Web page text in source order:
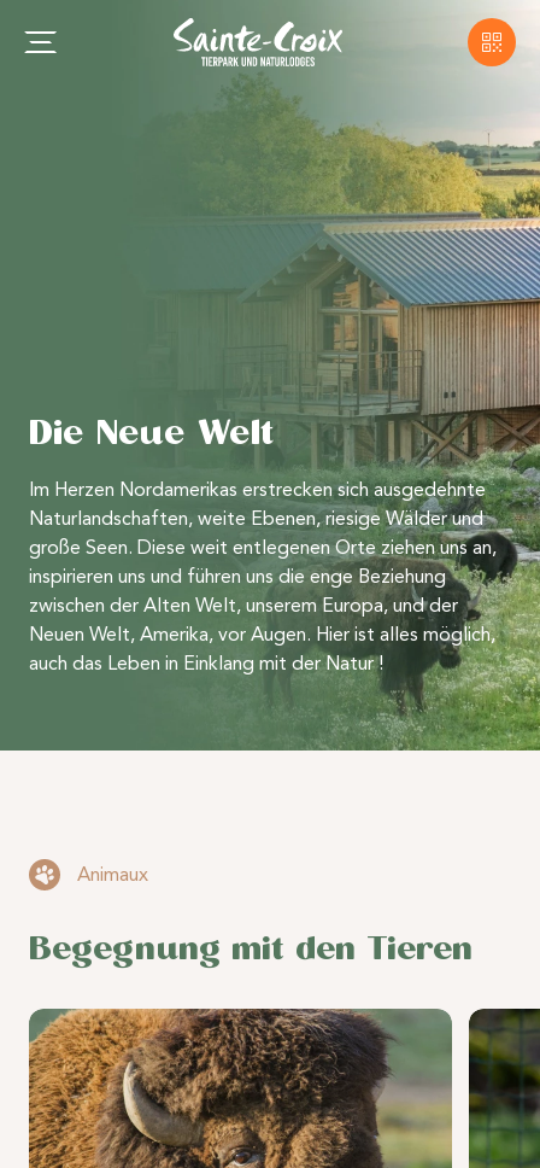
Die Neue Welt
Im Herzen Nordamerikas erstrecken sich ausgedehnte
Naturlandschaften, weite Ebenen, riesige Wälder und
große Seen. Diese weit entlegenen Orte ziehen uns an,
inspirieren uns und führen uns die enge Beziehung
zwischen der Alten Welt, unserem Europa, und der
Neuen Welt, Amerika, vor Augen. Hier ist alles möglich,
auch das Leben in Einklang mit der Natur !
Animaux
Begegnung mit den Tieren